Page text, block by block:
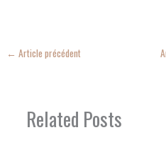
← Article précédent
Related Posts